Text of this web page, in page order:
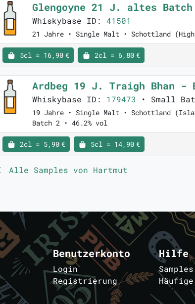
Glengoyne 21 J. altes Batch
Whiskybase ID: 41501
21 Jahre • Single Malt • Schottland
5cl = 16,90 € 2cl = 6,80 €
Ardbeg 19 J. Traigh Bhan -
Whiskybase ID: 179473 • Small
19 Jahre • Single Malt • Schottland
Batch 2 • 46.2% vol
2cl = 5,90 € 5cl = 14,90 €
Alle Samples von Hartmut
Benutzerkonto
Login
Registrierung
Hilfe